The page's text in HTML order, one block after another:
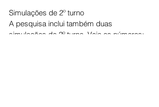
Simulações de 2º turno
A pesquisa inclui também duas
simulações de 2º turno. Veja os números: